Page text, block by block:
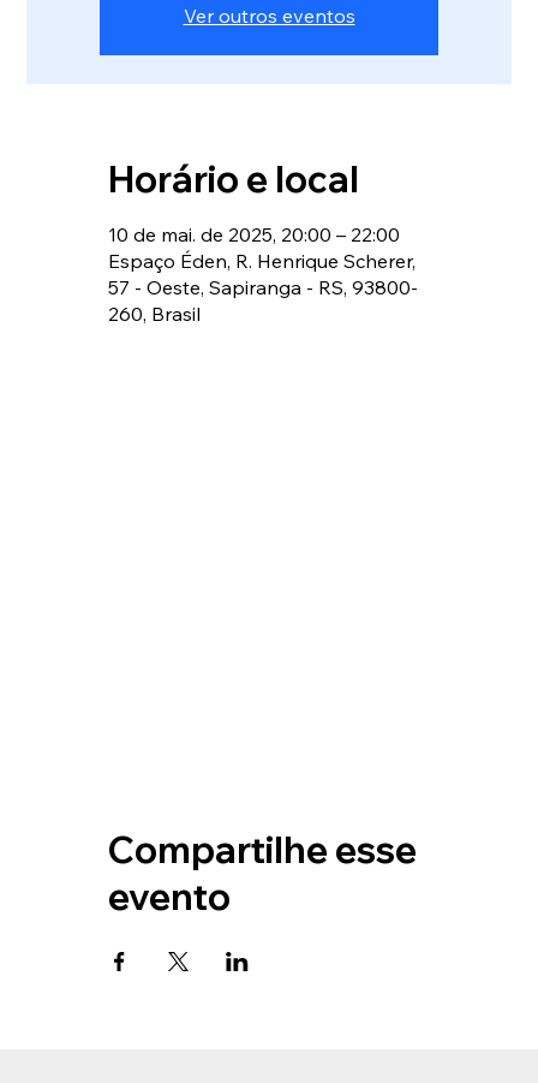
Ver outros eventos
Horário e local
10 de mai. de 2025, 20:00 – 22:00
Espaço Éden, R. Henrique Scherer,
57 - Oeste, Sapiranga - RS, 93800-
260, Brasil
Compartilhe esse
evento